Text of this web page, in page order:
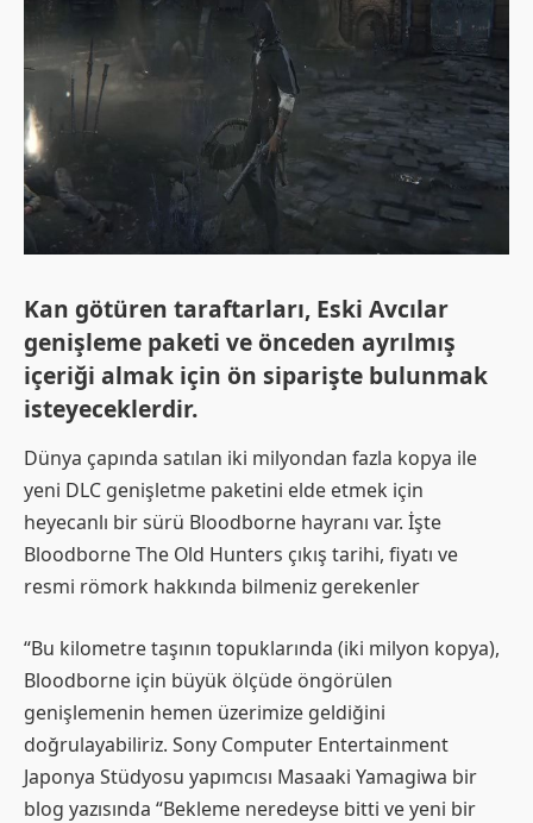
Kan götüren taraftarları, Eski Avcılar
genişleme paketi ve önceden ayrılmış
içeriği almak için ön siparişte bulunmak
isteyeceklerdir.
Dünya çapında satılan iki milyondan fazla kopya ile
yeni DLC genişletme paketini elde etmek için
heyecanlı bir sürü Bloodborne hayranı var. İşte
Bloodborne The Old Hunters çıkış tarihi, fiyatı ve
resmi römork hakkında bilmeniz gerekenler
“Bu kilometre taşının topuklarında (iki milyon kopya),
Bloodborne için büyük ölçüde öngörülen
genişlemenin hemen üzerimize geldiğini
doğrulayabiliriz. Sony Computer Entertainment
Japonya Stüdyosu yapımcısı Masaaki Yamagiwa bir
blog yazısında “Bekleme neredeyse bitti ve yeni bir